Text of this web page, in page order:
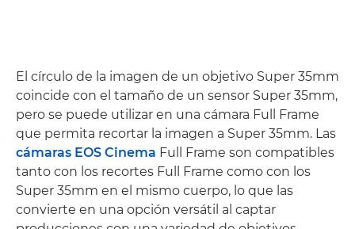
El círculo de la imagen de un objetivo Super 35mm
coincide con el tamaño de un sensor Super 35mm,
pero se puede utilizar en una cámara Full Frame
que permita recortar la imagen a Super 35mm. Las
cámaras EOS Cinema Full Frame son compatibles
tanto con los recortes Full Frame como con los
Super 35mm en el mismo cuerpo, lo que las
convierte en una opción versátil al captar